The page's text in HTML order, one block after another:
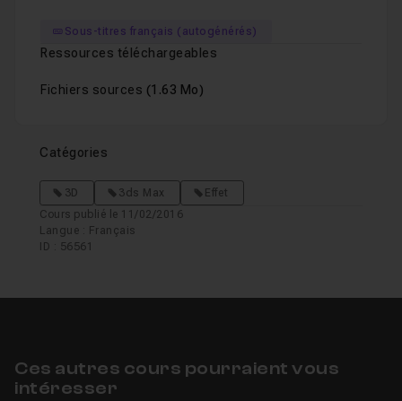
Sous-titres français (autogénérés)
Ressources téléchargeables
Fichiers sources (1.63 Mo)
Catégories
3D 3ds Max
Effet
Cours publié le 11/02/2016
Langue : Français
ID : 56561
Ces autres cours pourraient vous
intéresser